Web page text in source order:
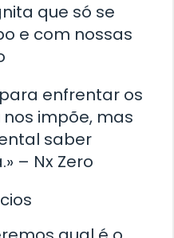
que só se
e com nossas
enfrentar os
impõe, mas
saber
– Nx Zero